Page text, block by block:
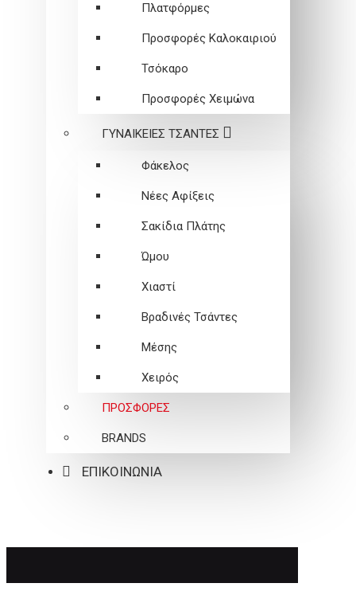
Πλατφόρμες
Προσφορές Καλοκαιριού
Τσόκαρο
Προσφορές Χειμώνα
ΓΥΝΑΙΚΕΙEΣ ΤΣΑΝΤΕΣ
Φάκελος
Νέες Αφίξεις
Σακίδια Πλάτης
Ώμου
Χιαστί
Βραδινές Τσάντες
Μέσης
Χειρός
ΠΡΟΣΦΟΡΕΣ
BRANDS
ΕΠΙΚΟΙΝΩΝΙΑ